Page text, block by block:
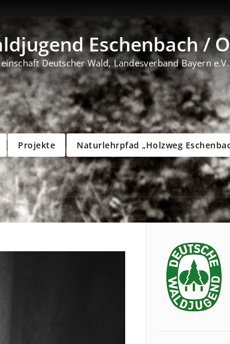
Eschenbach /
Deutscher Wald, Landesverband Bayern e.V.
Projekte Naturlehrpfad „Holzweg